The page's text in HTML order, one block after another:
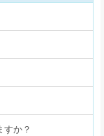
か？